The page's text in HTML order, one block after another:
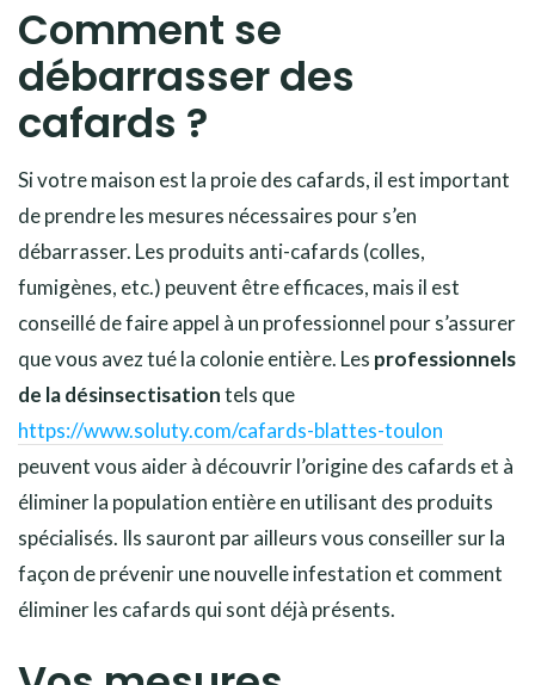
Comment se
débarrasser des
cafards ?
Si votre maison est la proie des cafards, il est important
de prendre les mesures nécessaires pour s’en
débarrasser. Les produits anti-cafards (colles,
fumigènes, etc.) peuvent être efficaces, mais il est
conseillé de faire appel à un professionnel pour s’assurer
que vous avez tué la colonie entière. Les professionnels
de la désinsectisationtels que
https://www.soluty.com/cafards-blattes-toulon
peuvent vous aider à découvrir l’origine des cafards et à
éliminer la population entière en utilisant des produits
spécialisés. Ils sauront par ailleurs vous conseiller sur la
façon de prévenir une nouvelle infestation et comment
éliminer les cafards qui sont déjà présents.